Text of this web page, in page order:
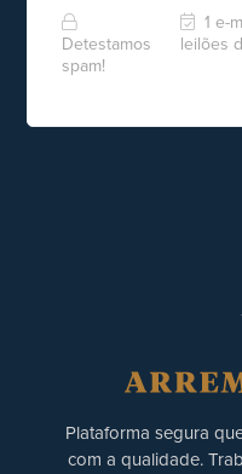
Detestamos
spam!
1 e-
leilões
Plataforma segura
com a qualidade.